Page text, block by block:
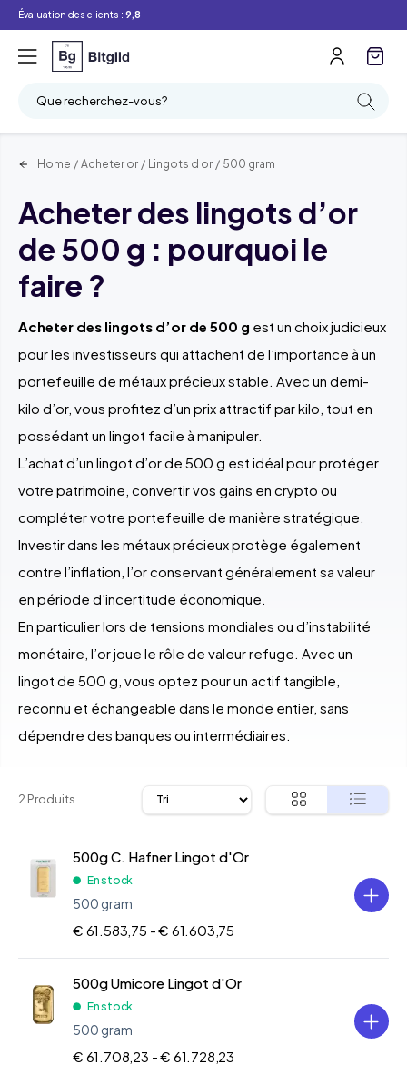
Évaluation des clients : 9,8
Que recherchez-vous?
Filtre
Home / Acheter or / Lingots d or / 500 gram
Acheter des lingots d’or
de 500 g : pourquoi le
faire ?
Acheter des lingots d’or de 500 g est un choix judicieux
pour les investisseurs qui attachent de l’importance à un
portefeuille de métaux précieux stable. Avec un demi-
kilo d’or, vous profitez d’un prix attractif par kilo, tout en
possédant un lingot facile à manipuler.
L’achat d’un lingot d’or de 500 g est idéal pour protéger
votre patrimoine, convertir vos gains en crypto ou
compléter votre portefeuille de manière stratégique.
Investir dans les métaux précieux protège également
contre l’inflation, l’or conservant généralement sa valeur
en période d’incertitude économique.
En particulier lors de tensions mondiales ou d’instabilité
monétaire, l’or joue le rôle de valeur refuge. Avec un
lingot de 500 g, vous optez pour un actif tangible,
reconnu et échangeable dans le monde entier, sans
dépendre des banques ou intermédiaires.
2 Produits
500g C. Hafner Lingot d'Or
En stock
500 gram
€ 61.583,75 -€ 61.603,75
500g Umicore Lingot d'Or
En stock
500 gram
€ 61.708,23 -€ 61.728,23